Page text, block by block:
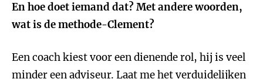
En hoe doet iemand dat? Met andere woorden,
wat is de methode-Clement?
Een coach kiest voor een dienende rol, hij is veel
minder een adviseur. Laat me het verduidelijken